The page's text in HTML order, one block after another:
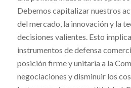
Debemos capitalizar nuestros
del mercado, la innovación y la
decisiones valientes. Esto
instrumentos de defensa
posición firme y unitaria a la
negociaciones y disminuir los